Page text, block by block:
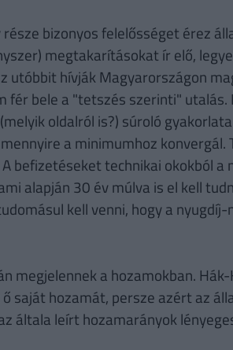
bizonyos felelősséget érez
megtakarításokat ír elő,
utóbbit hívják Magyarországon
fér bele a "tetszés szerinti" utalás.
oldalról is?) súroló
a minimumhoz konvergál.
befizetéseket technikai okokból
alapján 30 év múlva is el kell
kell venni, hogy a
megjelennek a hozamokban.
saját hozamát, persze azért az
általa leírt hozamarányok